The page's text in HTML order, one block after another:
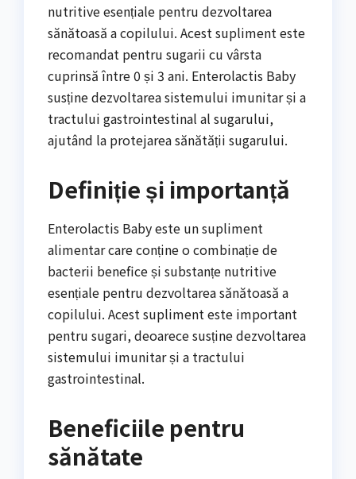
nutritive esențiale pentru dezvoltarea
sănătoasă a copilului. Acest supliment este
recomandat pentru sugarii cu vârsta
cuprinsă între 0 și 3 ani. Enterolactis Baby
susține dezvoltarea sistemului imunitar și a
tractului gastrointestinal al sugarului,
ajutând la protejarea sănătății sugarului.
Definiție și importanță
Enterolactis Baby este un supliment
alimentar care conține o combinație de
bacterii benefice și substanțe nutritive
esențiale pentru dezvoltarea sănătoasă a
copilului. Acest supliment este important
pentru sugari, deoarece susține dezvoltarea
sistemului imunitar și a tractului
gastrointestinal.
Beneficiile pentru
sănătate